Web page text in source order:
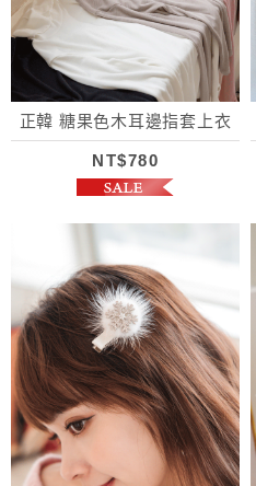
正韓 糖果色木耳邊指套上衣
NT$780